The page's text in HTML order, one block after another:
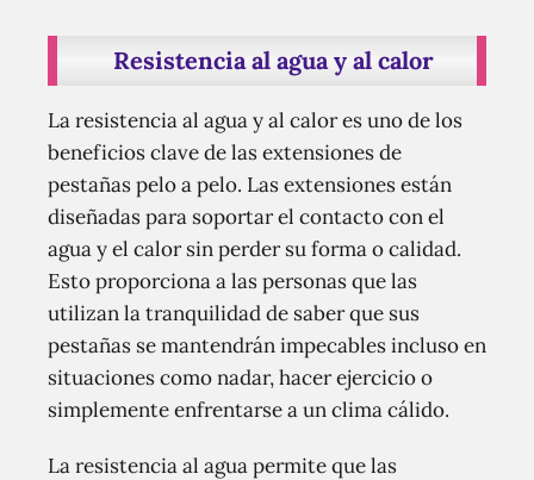
Resistencia al agua y al calor
La resistencia al agua y al calor es uno de los
beneficios clave de las extensiones de
pestañas pelo a pelo. Las extensiones están
diseñadas para soportar el contacto con el
agua y el calor sin perder su forma o calidad.
Esto proporciona a las personas que las
utilizan la tranquilidad de saber que sus
pestañas se mantendrán impecables incluso en
situaciones como nadar, hacer ejercicio o
simplemente enfrentarse a un clima cálido.
La resistencia al agua permite que las